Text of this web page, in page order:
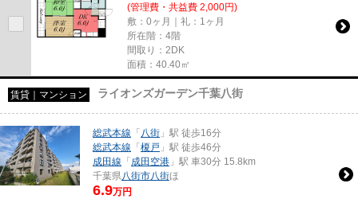
(管理費・共益費 2,000円)
敷：0ヶ月｜礼：1ヶ月
所在階：4階
間取り：2DK
面積：40.40㎡
賃貸｜マンション ライオンズガーデン千葉八街
総武本線 「 八街 」駅 徒歩16分
総武本線 「榎戸 」駅 徒歩46分
成田線 「成田空港 」駅 車30分 15.8km
千葉県 八街市八街ほ
6.9万円